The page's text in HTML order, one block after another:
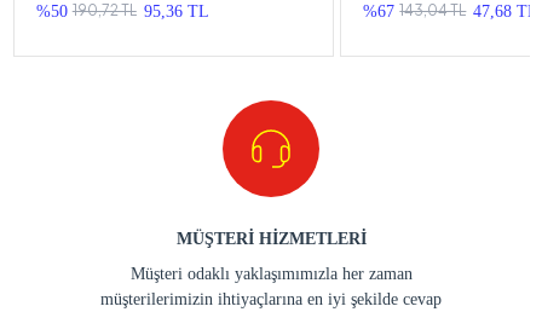
%50 190,72 TL 95,36 TL %67 143,04 TL 47,68 TL
MÜŞTERİ HİZMETLERİ
Müşteri odaklı yaklaşımımızla her zaman
müşterilerimizin ihtiyaçlarına en iyi şekilde cevap